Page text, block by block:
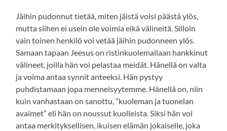
Jäihin pudonnut tietää, miten jäistä voisi päästä ylös,
mutta siihen ei usein ole voimia eikä välineitä. Silloin
vain toinen henkilö voi vetää jäihin pudonneen ylös.
Samaan tapaan Jeesus on ristinkuolemallaan hankkinut
välineet, joilla hän voi pelastaa meidät. Hänellä on valta
ja voima antaa synnit anteeksi. Hän pystyy
puhdistamaan jopa menneisyytemme. Hänellä on, niin
kuin vanhastaan on sanottu, ”kuoleman ja tuonelan
avaimet” eli hän on noussut kuolleista. Siksi hän voi
antaa merkityksellisen, ikuisen elämän jokaiselle, joka